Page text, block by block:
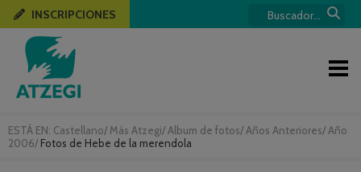
ESTÁ EN: Castellano/ Más Atzegi/ Album de fotos/ Años Anteriores/ Año
2006/ Fotos de Hebe de la merendola
INSCRIPCIONES